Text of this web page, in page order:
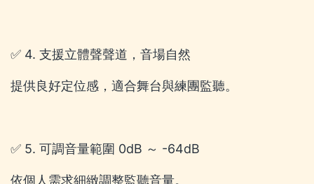
✅ 4. 支援立體聲聲道，音場自然
提供良好定位感，適合舞台與練團監聽。
✅ 5. 可調音量範圍 0dB ～ -64dB
依個人需求細緻調整監聽音量。